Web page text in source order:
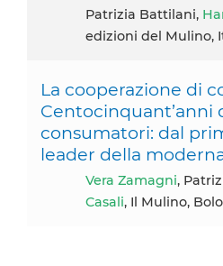
Patrizia Battilani,
edizioni del Mulino,
La cooperazione di
Centocinquant’anni
consumatori: dal
leader della
Vera Zamagni,
Casali, Il Mulino,